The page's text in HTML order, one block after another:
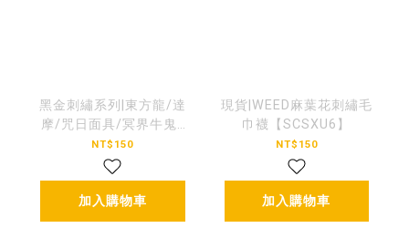
黑金刺繡系列|東方龍/達
摩/咒日面具/冥界牛鬼/
般若/異軀蛇女
【SCSXU13】
NT$150
加入購物車
現貨|WEED麻葉花刺繡毛
巾襪【SCSXU6】
NT$150
加入購物車